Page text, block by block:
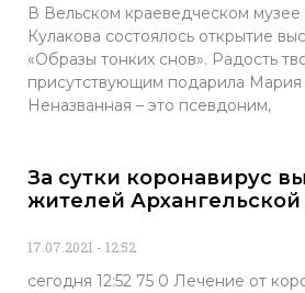
В Вельском краеведческом
Кулакова состоялось открытие
«Образы тонких снов». Радость
присутствующим подарила Мария
Неназванная – это псевдоним,
За сутки коронавирус
жителей Архангельской
17.07.2021 12:52
сегодня 12:52 75 0 Лечение от